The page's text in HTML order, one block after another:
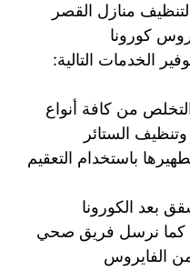
منازل القصر
كورونا
الخدمات التالية:
من كافة أنواع
الستائر
باستخدام التعقيم
بعد الكورونا
كما نرسل فريق صحي
الفايروس